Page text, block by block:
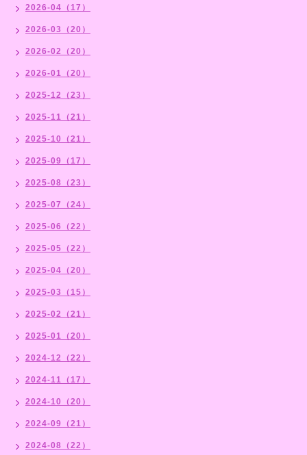
2026-04（17）
2026-03（20）
2026-02（20）
2026-01（20）
2025-12（23）
2025-11（21）
2025-10（21）
2025-09（17）
2025-08（23）
2025-07（24）
2025-06（22）
2025-05（22）
2025-04（20）
2025-03（15）
2025-02（21）
2025-01（20）
2024-12（22）
2024-11（17）
2024-10（20）
2024-09（21）
2024-08（22）